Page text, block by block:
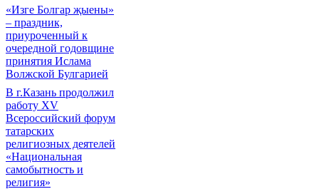
«Изге Болгар җыены»
– праздник,
приуроченный к
очередной годовщине
принятия Ислама
Волжской Булгарией
В г.Казань продолжил
работу XV
Всероссийский форум
татарских
религиозных деятелей
«Национальная
самобытность и
религия»